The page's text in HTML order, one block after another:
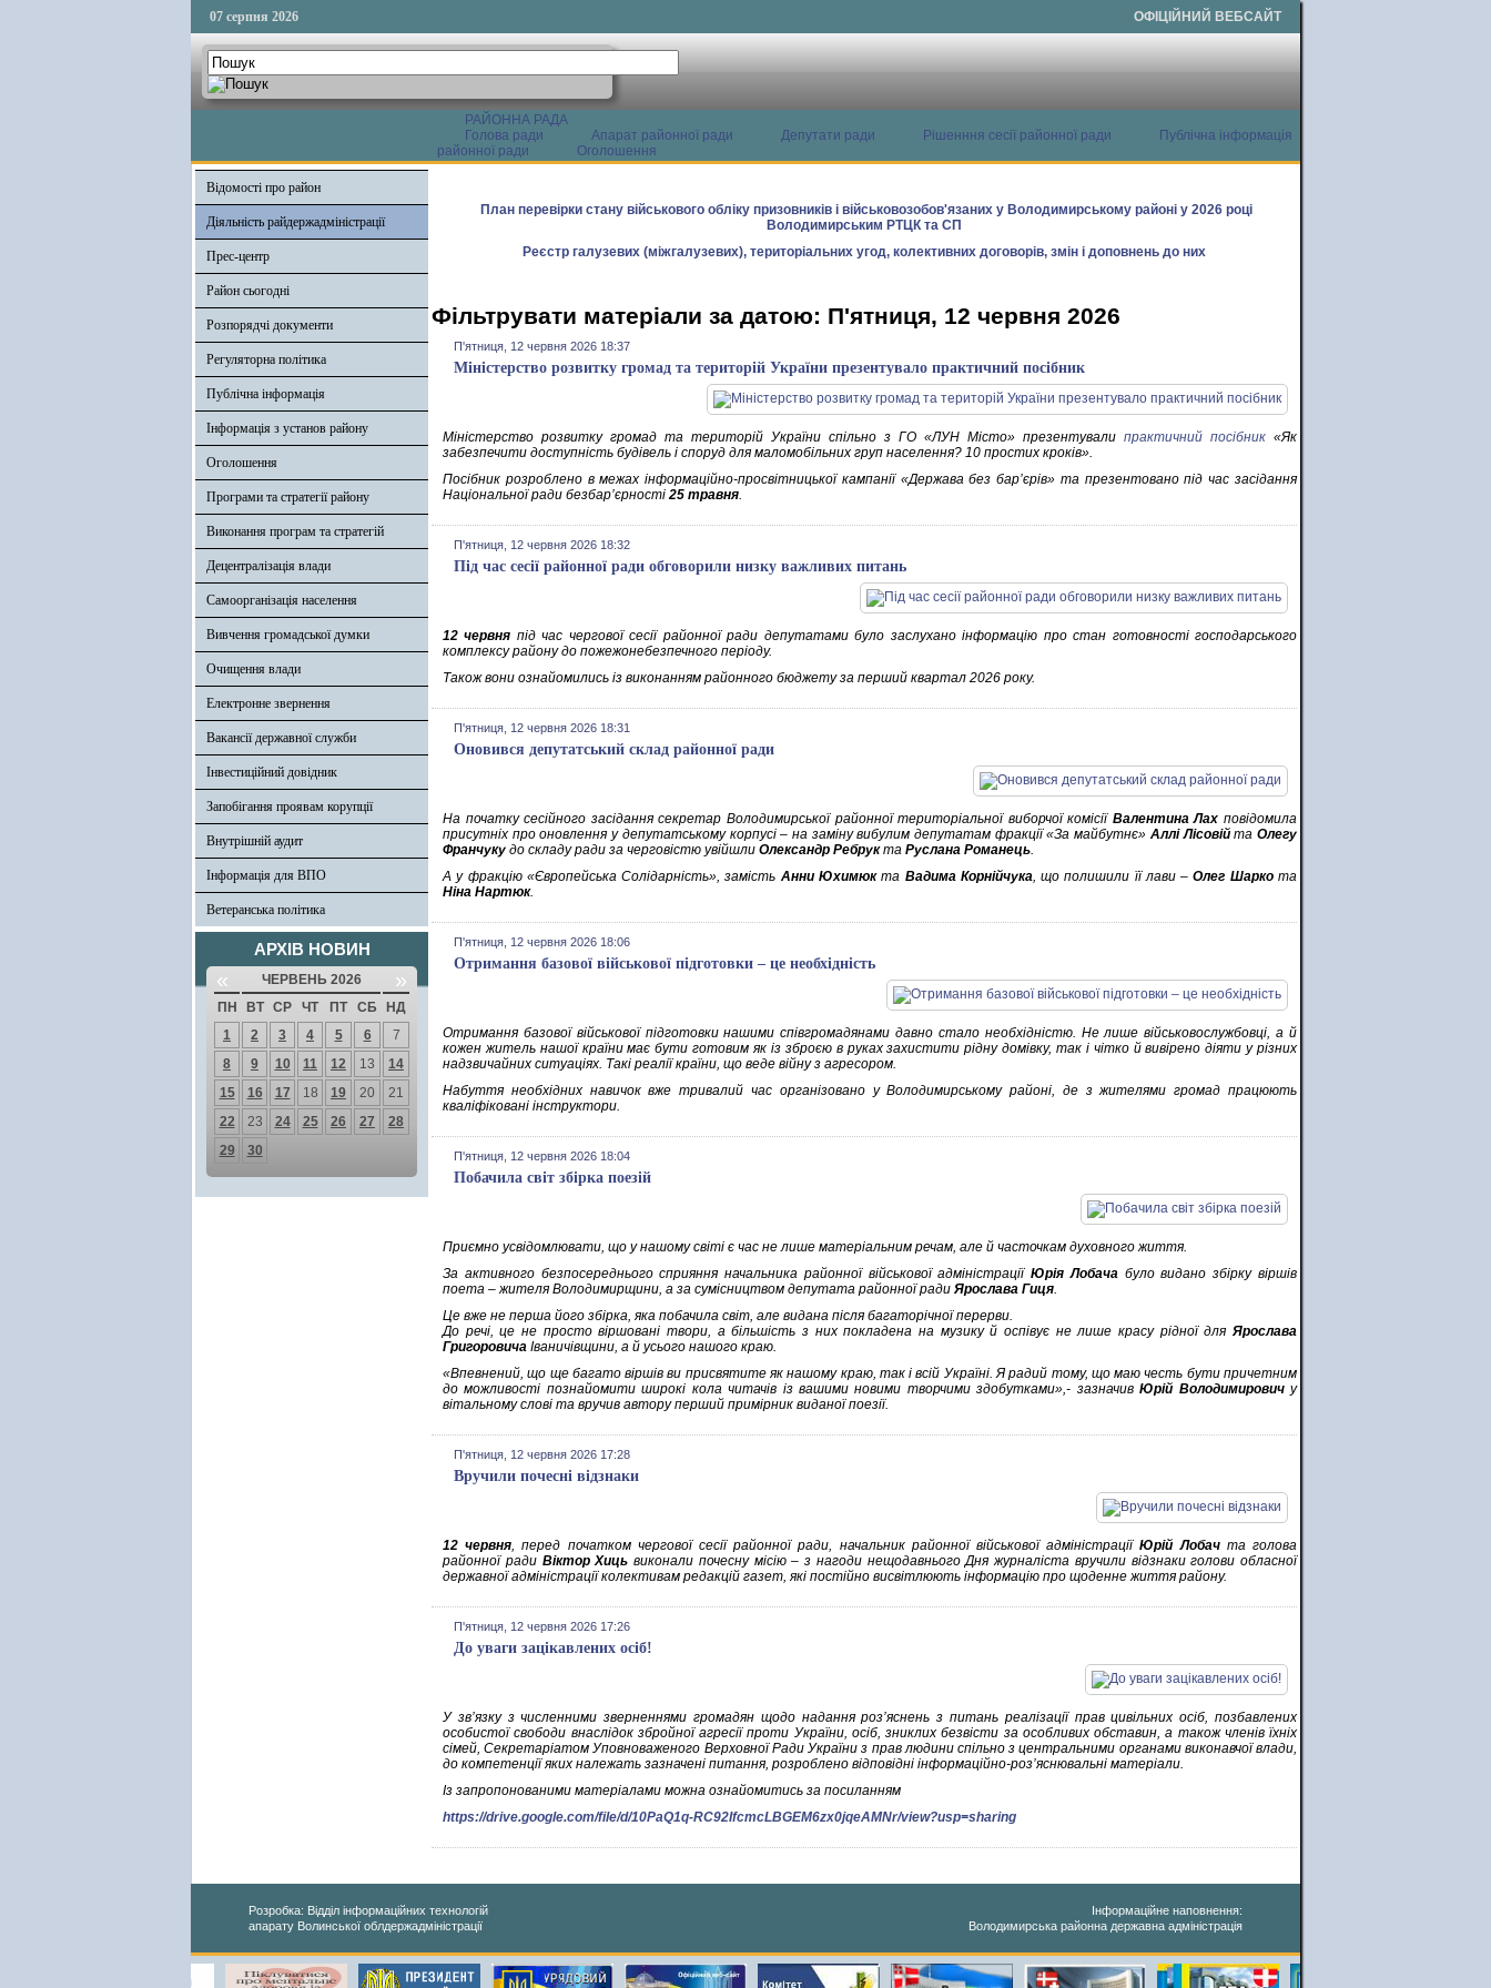
07 серпня 2026 ОФІЦІЙНИЙ ВЕБСАЙТ
РАЙОННА РАДА
Голова ради
Апарат районної ради Депутати ради Рішенння сесії районної ради
Публічна інформація
районної ради
Оголошення
Відомості про район
Діяльність райдержадміністрації
Прес-центр
Район сьогодні
Розпорядчі документи
Регуляторна політика
Публічна інформація
Інформація з установ району
Оголошення
Програми та стратегії району
Виконання програм та стратегій
Децентралізація влади
Самоорганізація населення
Вивчення громадської думки
Очищення влади
Електронне звернення
Вакансії державної служби
Інвестиційний довідник
Запобігання проявам корупції
Внутрішній аудит
Інформація для ВПО
Ветеранська політика
АРХІВ НОВИН
« ЧЕРВЕНЬ 2026 »
ПН ВТ СР ЧТ ПТ СБ
НД
1
2 3 4 5 6
7
8
9 10 11 12 13
14
15
16 17 18 19 20
21
22
23 24 25 26 27
28
29
30
План перевірки стану військового обліку призовників і військовозобов'язаних у Володимирському районі у 2026 році
Володимирським РТЦК та СП
Реєстр галузевих (міжгалузевих), територіальних угод, колективних договорів, змін і доповнень до них
Фільтрувати матеріали за датою: П'ятниця, 12 червня 2026
П'ятниця, 12 червня 2026 18:37
Міністерство розвитку громад та територій України презентувало практичний посібник
Міністерство розвитку громад та територій України спільно з ГО «ЛУН Місто» презентували практичний посібник «Як
забезпечити доступність будівель і споруд для маломобільних груп населення? 10 простих кроків».
Посібник розроблено в межах інформаційно-просвітницької кампанії «Держава без бар’єрів» та презентовано під час засідання
Національної ради безбар’єрності25 травня.
П'ятниця, 12 червня 2026 18:32
Під час сесії районної ради обговорили низку важливих питань
12 червня під час чергової сесії районної ради депутатами було заслухано інформацію про стан готовності господарського
комплексу району до пожежонебезпечного періоду.
Також вони ознайомились із виконанням районного бюджету за перший квартал 2026 року.
П'ятниця, 12 червня 2026 18:31
Оновився депутатський склад районної ради
На початку сесійного засідання секретар Володимирської районної територіальної виборчої комісії Валентина Лах повідомила
присутніх про оновлення у депутатському корпусі – на заміну вибулим депутатам фракції «За майбутнє» Аллі ЛісовійтаОлегу
Франчуку до складу ради за черговістю увійшли Олександр Ребрукта Руслана Романець.
А у фракцію «Європейська Солідарність», замість Анни Юхимюкта Вадима Корнійчука, що полишили її лави –Олег Шаркота
Ніна Нартюк.
П'ятниця, 12 червня 2026 18:06
Отримання базової військової підготовки – це необхідність
Отримання базової військової підготовки нашими співгромадянами давно стало необхідністю. Не лише військовослужбовці, а й
кожен житель нашої країни має бути готовим як із зброєю в руках захистити рідну домівку, так і чітко й вивірено діяти у різних
надзвичайних ситуаціях. Такі реалії країни, що веде війну з агресором.
Набуття необхідних навичок вже тривалий час організовано у Володимирському районі, де з жителями громад працюють
кваліфіковані інструктори.
П'ятниця, 12 червня 2026 18:04
Побачила світ збірка поезій
Приємно усвідомлювати, що у нашому світі є час не лише матеріальним речам, але й часточкам духовного життя.
За активного безпосереднього сприяння начальника районної військової адміністраціїЮрія Лобачабуло видано збірку віршів
поета – жителя Володимирщини, а за сумісництвом депутата районної ради Ярослава Гиця.
Це вже не перша його збірка, яка побачила світ, але видана після багаторічної перерви.
До речі, це не просто віршовані твори, а більшість з них покладена на музику й оспівує не лише красу рідної для Ярослава
Григоровича Іваничівщини, а й усього нашого краю.
«Впевнений, що ще багато віршів ви присвятите як нашому краю, так і всій Україні. Я радий тому, що маю честь бути причетним
до можливості познайомити широкі кола читачів із вашими новими творчими здобутками»,- зазначивЮрій Володимировичу
вітальному слові та вручив автору перший примірник виданої поезії.
П'ятниця, 12 червня 2026 17:28
Вручили почесні відзнаки
12 червня, перед початком чергової сесії районної ради, начальник районної військової адміністраціїЮрій Лобачта голова
районної ради Віктор Хиць виконали почесну місію – з нагоди нещодавнього Дня журналіста вручили відзнаки голови обласної
державної адміністрації колективам редакцій газет, які постійно висвітлюють інформацію про щоденне життя району.
П'ятниця, 12 червня 2026 17:26
До уваги зацікавлених осіб!
У зв’язку з численними зверненнями громадян щодо надання роз’яснень з питань реалізації прав цивільних осіб, позбавлених
особистої свободи внаслідок збройної агресії проти України, осіб, зниклих безвісти за особливих обставин, а також членів їхніх
сімей, Секретаріатом Уповноваженого Верховної Ради України з прав людини спільно з центральними органами виконавчої влади,
до компетенції яких належать зазначені питання, розроблено відповідні інформаційно-роз’яснювальні матеріали.
Із запропонованими матеріалами можна ознайомитись за посиланням
https://drive.google.com/file/d/10PaQ1q-RC92IfcmcLBGEM6zx0jqeAMNr/view?usp=sharing
Розробка: Відділ інформаційних технологій
апарату Волинської облдержадміністрації
Інформаційне наповнення:
Володимирська районна державна адміністрація